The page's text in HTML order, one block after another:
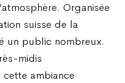
Organisée
suisse de la
un public nombreux.
midis
ambiance